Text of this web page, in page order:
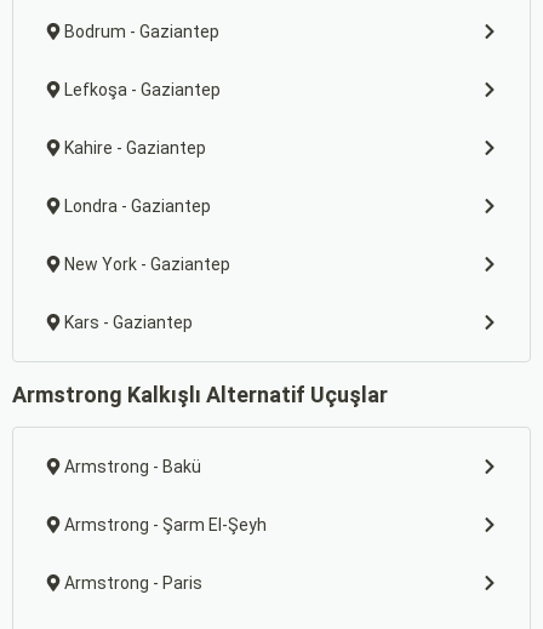
Bodrum - Gaziantep
Lefkoşa - Gaziantep
Kahire - Gaziantep
Londra - Gaziantep
New York - Gaziantep
Kars - Gaziantep
Armstrong Kalkışlı Alternatif Uçuşlar
Armstrong - Bakü
Armstrong - Şarm El-Şeyh
Armstrong - Paris